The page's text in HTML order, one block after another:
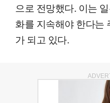
으로 전망했다. 이는
화를 지속해야 한다는
가 되고 있다.